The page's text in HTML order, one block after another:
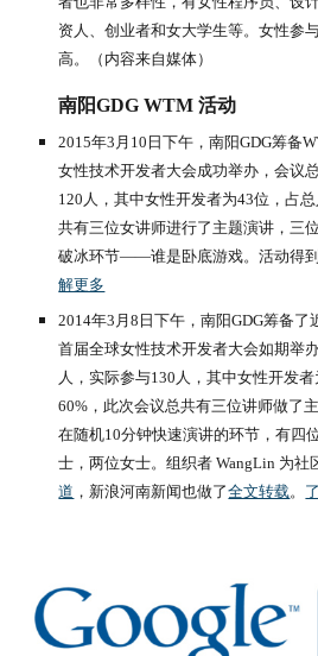
资人、创业者和女大学生等。女性参
高。（内容来自媒体）
南阳GDG WTM 活动
2015年3月10日下午，南阳GDG筹备
女性技术开发者大会成功举办，会议
120人，其中女性开发者为43位，占
共有三位女讲师进行了主题演讲，三
破冰环节——谁是卧底游戏。活动得
解更多
2014年3月8日下午，南阳GDG筹备了
首届全球女性技术开发者大会如期举
人，实际参与130人，其中女性开发
60%，此次会议总共有三位讲师做了
在随机10分钟快速演讲的环节，有四
士，两位女士。组织者 WangLin 为社
道 ，新浪河南新闻也做了全文转载。